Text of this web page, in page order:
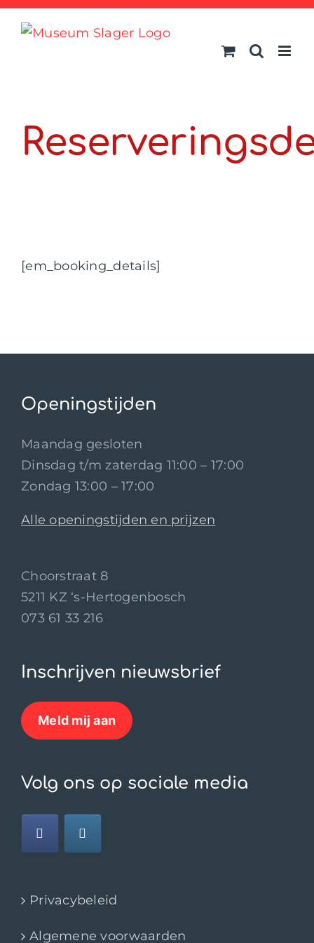
Ga
naar
[em_booking_details]
Openingstijden
Maandag gesloten
Dinsdag t/m zaterdag 11:00 – 17:00
Zondag 13:00 – 17:00
Alle openingstijden en prijzen
Choorstraat 8
5211 KZ ‘s-Hertogenbosch
073 61 33 216
Inschrijven nieuwsbrief
Meld mij aan
Volg ons op sociale media
Privacybeleid
Algemene voorwaarden